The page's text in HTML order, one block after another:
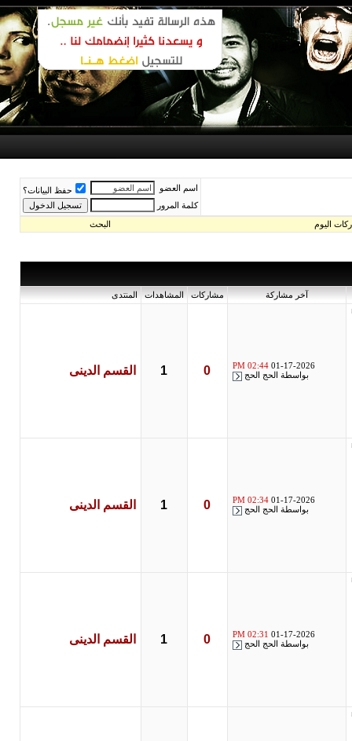
اسم العضو
حفظ البيانات؟
كلمة المرور
البحث
آخر مشاركة مشاركات المشاهدات المنتدى
01-17-2026
02:44 PM
بواسطةالحج الحج القسم الدينى
01-17-2026
02:34 PM
بواسطةالحج الحج القسم الدينى
01-17-2026
02:31 PM
بواسطةالحج الحج القسم الدينى